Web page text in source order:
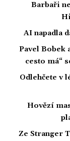
Barbaři
AI napadla
Pavel Bobek
cesto má“
Odlehčete v
Hovězí
Ze Stranger